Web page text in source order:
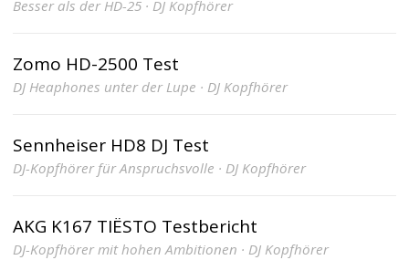
Besser als der HD-25 · DJ Kopfhörer
Zomo HD-2500 Test
DJ Heaphones unter der Lupe · DJ Kopfhörer
Sennheiser HD8 DJ Test
DJ-Kopfhörer für Anspruchsvolle · DJ Kopfhörer
AKG K167 TIËSTO Testbericht
DJ-Kopfhörer mit hohen Ambitionen · DJ Kopfhörer